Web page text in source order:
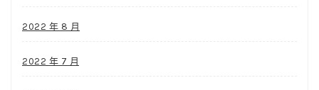
2022 年 8 月
2022 年 7 月